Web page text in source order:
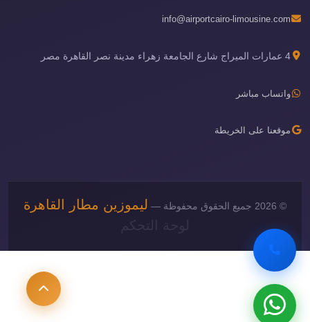
info@airportcairo-limousine.com
4 عمارات الميراج شارع الجامعة زهراء مدينة نصر القاهرة مصر
واتساب مباشر
موقعنا على الخريطة
© 2026 جميع الحقوق محفوظة —
ليموزين مطار القاهرة